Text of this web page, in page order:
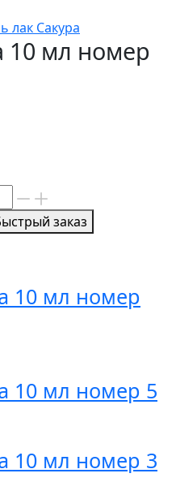
лак Сакура
10 мл номер
заказ
10 мл номер
10 мл номер 5
10 мл номер 3